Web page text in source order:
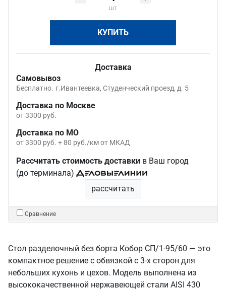
шт
КУПИТЬ
Доставка
Самовывоз
Бесплатно. г.Ивантеевка, Студенческий проезд, д. 5
Доставка по Москве
от 3300 руб.
Доставка по МО
от 3300 руб. + 80 руб./км от МКАД
Рассчитать стоимость доставки в Ваш город
(до терминала)
рассчитать
Сравнение
Стол разделочный без борта Кобор СП/1-95/60 — это
компактное решение с обвязкой с 3-х сторон для
небольших кухонь и цехов. Модель выполнена из
высококачественной нержавеющей стали AISI 430